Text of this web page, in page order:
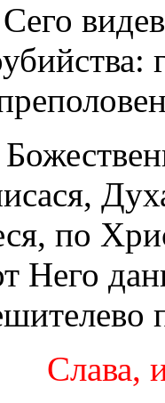
Сего
по
Него
Слава,